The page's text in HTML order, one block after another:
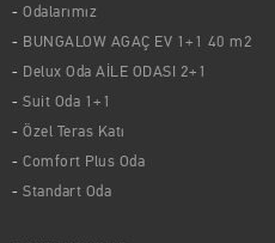
Odalarımız
BUNGALOW AGAÇ EV 1+1 40 m2
Delux Oda AİLE ODASI 2+1
Suit Oda 1+1
Özel Teras Katı
Comfort Plus Oda
Standart Oda